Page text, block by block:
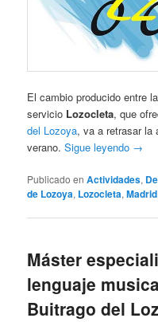
El cambio producido entre
servicio Lozocleta, que
del Lozoya, va a retrasar la
verano.Sigue leyendo →
Publicado en Actividades,
de Lozoya, Lozocleta,Madrid
Máster
lenguaje
Buitrago del